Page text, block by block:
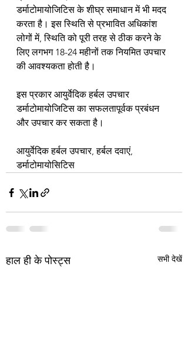
डर्माटोमायोजिटिस के शीघ्र समाधान में भी मदद
करता है। इस स्थिति से प्रभावित अधिकांश
लोगों में, स्थिति को पूरी तरह से ठीक करने के
लिए लगभग 18-24 महीनों तक नियमित उपचार
की आवश्यकता होती है।
इस प्रकार आयुर्वेदिक हर्बल उपचार
डर्माटोमायोजिटिस का सफलतापूर्वक प्रबंधन
और उपचार कर सकता है।
आयुर्वेदिक हर्बल उपचार, हर्बल दवाएं,
डर्माटोमायोसिटिस
हाल ही के पोस्ट्स सभी देखें